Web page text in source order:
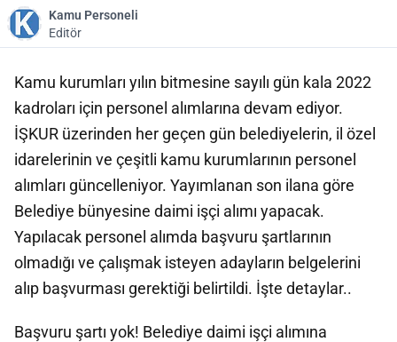
Kamu Personeli
Editör
Kamu kurumları yılın bitmesine sayılı gün kala 2022
kadroları için personel alımlarına devam ediyor.
İŞKUR üzerinden her geçen gün belediyelerin, il özel
idarelerinin ve çeşitli kamu kurumlarının personel
alımları güncelleniyor. Yayımlanan son ilana göre
Belediye bünyesine daimi işçi alımı yapacak.
Yapılacak personel alımda başvuru şartlarının
olmadığı ve çalışmak isteyen adayların belgelerini
alıp başvurması gerektiği belirtildi. İşte detaylar..
Başvuru şartı yok! Belediye daimi işçi alımına